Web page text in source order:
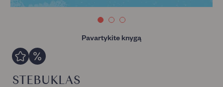
Pavartykite knygą
STEBUKLAS